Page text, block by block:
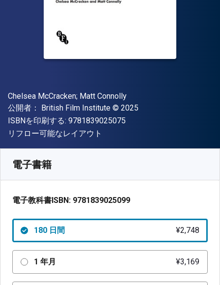
著者
Chelsea McCracken; Matt Connolly
出版社
公開者： British Film Institute 著作権
© 2025
ISBNを印刷する: 9781839025075
形式
リフロー可能なレイアウト
電子書籍
電子教科書ISBN: 9781839025099
180 日間 ¥2,748
1 年月 ¥3,169